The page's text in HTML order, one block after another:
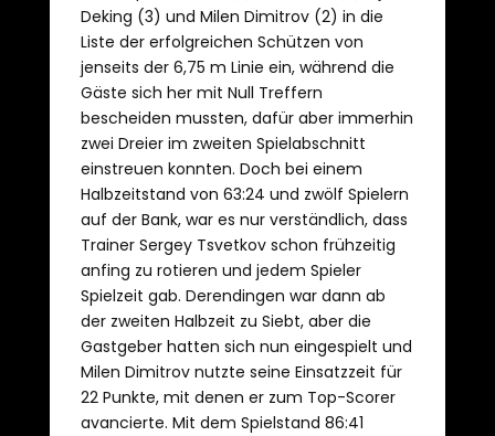
Deking (3) und Milen Dimitrov (2) in die
Liste der erfolgreichen Schützen von
jenseits der 6,75 m Linie ein, während die
Gäste sich her mit Null Treffern
bescheiden mussten, dafür aber immerhin
zwei Dreier im zweiten Spielabschnitt
einstreuen konnten. Doch bei einem
Halbzeitstand von 63:24 und zwölf Spielern
auf der Bank, war es nur verständlich, dass
Trainer Sergey Tsvetkov schon frühzeitig
anfing zu rotieren und jedem Spieler
Spielzeit gab. Derendingen war dann ab
der zweiten Halbzeit zu Siebt, aber die
Gastgeber hatten sich nun eingespielt und
Milen Dimitrov nutzte seine Einsatzzeit für
22 Punkte, mit denen er zum Top-Scorer
avancierte. Mit dem Spielstand 86:41